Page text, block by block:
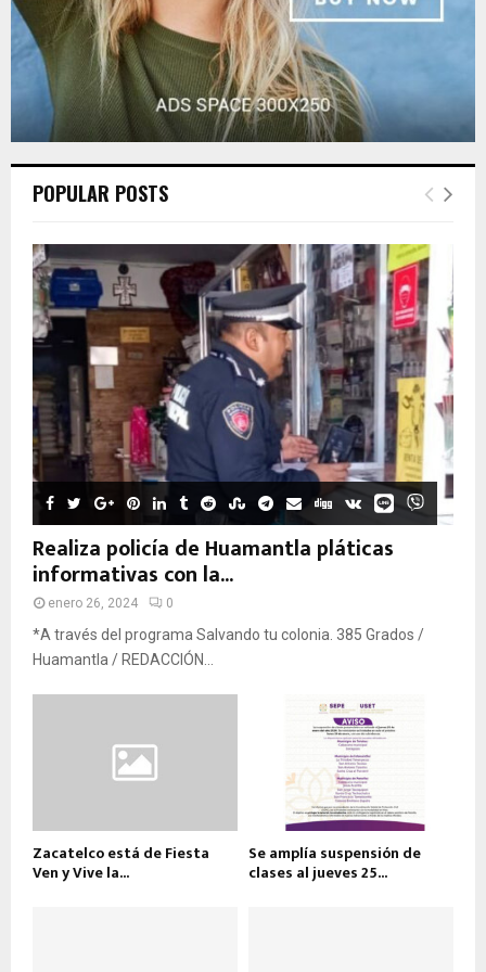
POPULAR POSTS
Realiza policía de Huamantla pláticas
informativas con la...
enero 26, 2024 0
*A través del programa Salvando tu colonia. 385 Grados /
Huamantla / REDACCIÓN...
Zacatelco está de Fiesta
Ven y Vive la...
Se amplía suspensión de
clases al jueves 25...